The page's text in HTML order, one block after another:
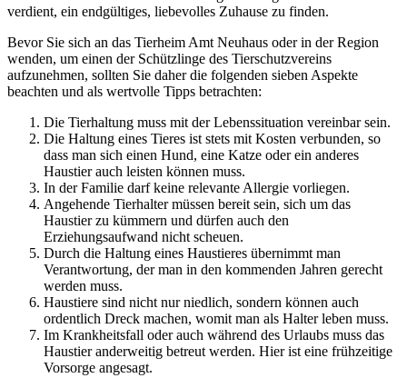
verdient, ein endgültiges, liebevolles Zuhause zu finden.
Bevor Sie sich an das Tierheim Amt Neuhaus oder in der Region
wenden, um einen der Schützlinge des Tierschutzvereins
aufzunehmen, sollten Sie daher die folgenden sieben Aspekte
beachten und als wertvolle Tipps betrachten:
Die Tierhaltung muss mit der Lebenssituation vereinbar sein.
Die Haltung eines Tieres ist stets mit Kosten verbunden, so
dass man sich einen Hund, eine Katze oder ein anderes
Haustier auch leisten können muss.
In der Familie darf keine relevante Allergie vorliegen.
Angehende Tierhalter müssen bereit sein, sich um das
Haustier zu kümmern und dürfen auch den
Erziehungsaufwand nicht scheuen.
Durch die Haltung eines Haustieres übernimmt man
Verantwortung, der man in den kommenden Jahren gerecht
werden muss.
Haustiere sind nicht nur niedlich, sondern können auch
ordentlich Dreck machen, womit man als Halter leben muss.
Im Krankheitsfall oder auch während des Urlaubs muss das
Haustier anderweitig betreut werden. Hier ist eine frühzeitige
Vorsorge angesagt.